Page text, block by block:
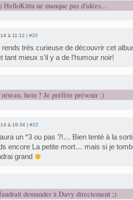
HelloKittu ne manque pas d'idées...
à 11:12 | #20
rends très curieuse de découvrir cet
tant mieux s’il y a de l’humour noir!
hein ? Je préfère prévenir :)
à 16:34 | #22
un *3 ou pas ?!… Bien tenté à la
encore La petite mort… mais si je
grand
demander à Davy directement ;)